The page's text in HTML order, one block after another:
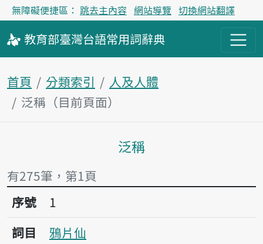
無障礙便捷區： 跳去主內容 網站導覽 切換網站翻譯
教育部臺灣台語常用詞辭典
首頁 分類索引
人及人體
泛稱（目前頁面）
主內容區塊
泛稱
有275筆，第1頁
序號1鴉片仙
序號
1
詞目
鴉片仙